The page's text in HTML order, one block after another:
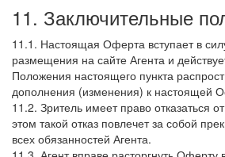
11. Заключительные
11.1. Настоящая Оферта вступает в
размещения на сайте Агента и
Положения настоящего пункта
дополнения (изменения) к настоящей
11.2. Зритель имеет право отказаться
этом такой отказ повлечет за собой
всех обязанностей Агента.